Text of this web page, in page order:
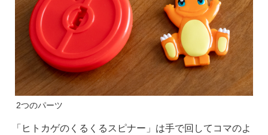
2つのパーツ
「ヒトカゲのくるくるスピナー」は手で回してコマのよ